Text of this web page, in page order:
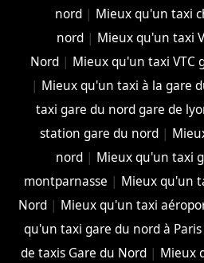
nord | Mieux qu'un taxi
nord| Mieux qu'un taxi
Nord| Mieux qu'un taxi VTC
| Mieux qu'un taxi à la gare
taxi gare du nord gare de
station gare du nord|
nord| Mieux qu'un taxi
montparnasse | Mieux qu'un
Nord| Mieux qu'un taxi
qu'un taxi gare du nord à Paris
de taxis Gare du Nord| Mieux